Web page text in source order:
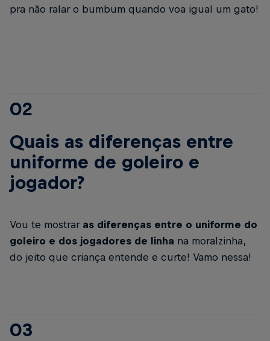
pra não ralar o bumbum quando voa igual um gato!
02
Quais as diferenças entre
uniforme de goleiro e
jogador?
Vou te mostrar as diferenças entre o uniforme do
goleiro e dos jogadores de linha na moralzinha,
do jeito que criança entende e curte! Vamo nessa!
03